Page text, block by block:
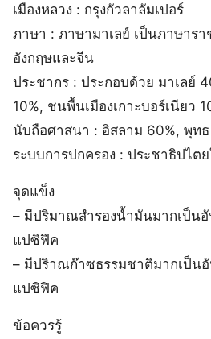
เมืองหลวง : กรุงกัวลาลัมเปอร์
ภาษา : ภาษามาเลย์ เป็นภาษารา
อังกฤษและจีน
ประชากร : ประกอบด้วย มาเลย์
10%, ชนพื้นเมืองเกาะบอร์เนียว
นับถือศาสนา : อิสลาม 60%, พุทธ
ระบบการปกครอง : ประชาธิปไต
จุดแข็ง
– มีปริมาณสำรองน้ำมันมากเป็นอั
แปซิฟิค
– มีปริาณก๊าซธรรมชาติมากเป็นอั
แปซิฟิค
ข้อควรรู้